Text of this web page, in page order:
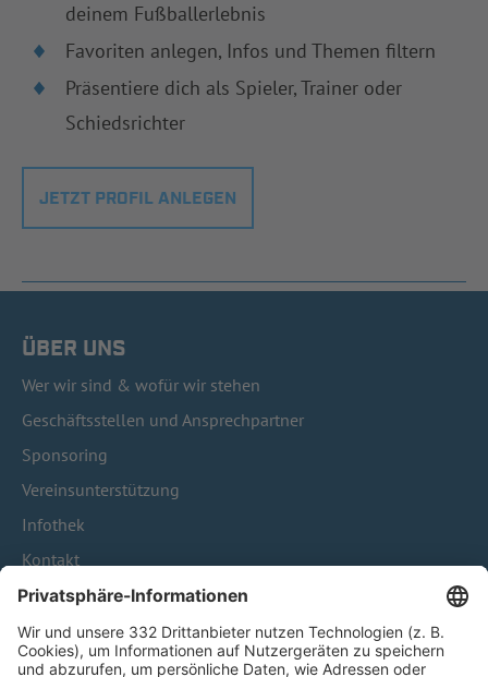
deinem Fußballerlebnis
Favoriten anlegen, Infos und Themen filtern
Präsentiere dich als Spieler, Trainer oder
Schiedsrichter
JETZT PROFIL ANLEGEN
ÜBER UNS
Wer wir sind & wofür wir stehen
Geschäftsstellen und Ansprechpartner
Sponsoring
Vereinsunterstützung
Infothek
Kontakt
HÄUFIG BESUCHTE SEITEN
Pässe und Vereinswechsel